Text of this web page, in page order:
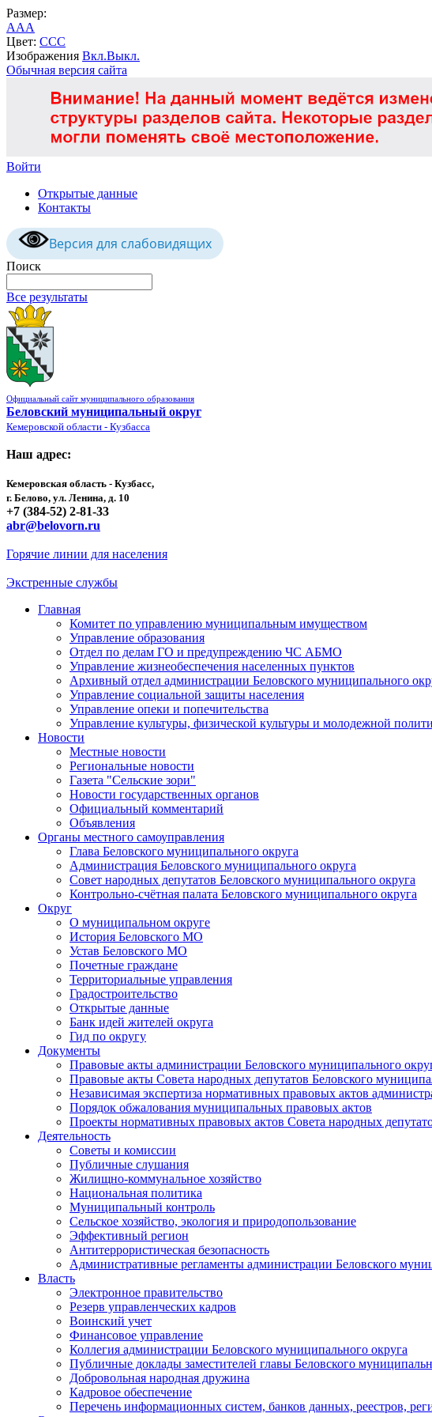
Размер:
AAA
Цвет: CCC
Изображения Вкл.Выкл.
Обычная версия сайта
Войти
Открытые данные
Контакты
Версия для слабовидящих
Поиск
Все результаты
Официальный сайт муниципального образования
Беловский муниципальный округ
Кемеровской области - Кузбасса
Наш адрес:
Кемеровская область - Кузбасс,
г. Белово, ул. Ленина, д. 10
+7 (384-52) 2-81-33
abr@belovorn.ru
Горячие линии для населения
Экстренные службы
Главная
Комитет по управлению муниципальным имуществом
Управление образования
Отдел по делам ГО и предупреждению ЧС АБМО
Управление жизнеобеспечения населенных пунктов
Архивный отдел администрации Беловского муниципального
Управление социальной защиты населения
Управление опеки и попечительства
Управление культуры, физической культуры и молодежной
Новости
Местные новости
Региональные новости
Газета "Сельские зори"
Новости государственных органов
Официальный комментарий
Объявления
Органы местного самоуправления
Глава Беловского муниципального округа
Администрация Беловского муниципального округа
Совет народных депутатов Беловского муниципального округа
Контрольно-счётная палата Беловского муниципального округа
Округ
О муниципальном округе
История Беловского МО
Устав Беловского МО
Почетные граждане
Территориальные управления
Градостроительство
Открытые данные
Банк идей жителей округа
Гид по округу
Документы
Правовые акты администрации Беловского муниципального
Правовые акты Совета народных депутатов Беловского
Независимая экспертиза нормативных правовых актов
Порядок обжалования муниципальных правовых актов
Проекты нормативных правовых актов Совета народных
Деятельность
Советы и комиссии
Публичные слушания
Жилищно-коммунальное хозяйство
Национальная политика
Муниципальный контроль
Сельское хозяйство, экология и природопользование
Эффективный регион
Антитеррористическая безопасность
Административные регламенты администрации Беловского
Власть
Электронное правительство
Резерв управленческих кадров
Воинский учет
Финансовое управление
Коллегия администрации Беловского муниципального округа
Публичные доклады заместителей главы Беловского
Добровольная народная дружина
Кадровое обеспечение
Перечень информационных систем, банков данных, реестров,